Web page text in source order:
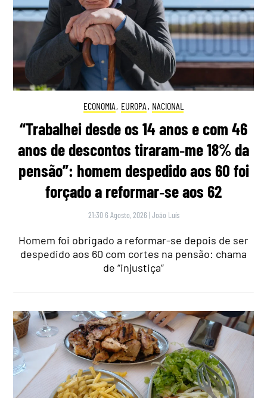
ECONOMIA, EUROPA , NACIONAL
“Trabalhei desde os 14 anos e com 46
anos de descontos tiraram‑me 18% da
pensão”: homem despedido aos 60 foi
forçado a reformar‑se aos 62
21:30 6 Agosto, 2026 |João Luís
Homem foi obrigado a reformar-se depois de ser
despedido aos 60 com cortes na pensão: chama
de “injustiça”